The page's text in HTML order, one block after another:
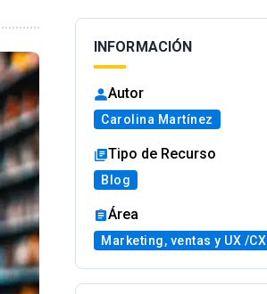
INFORMACIÓN
Autor
Carolina Martínez
Tipo de Recurso
Blog
Área
Marketing, ventas y UX /CX